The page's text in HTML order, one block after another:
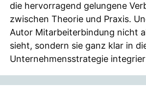
die hervorragend gelungene
zwischen Theorie und Praxis.
Autor Mitarbeiterbindung nicht
sieht, sondern sie ganz klar in
Unternehmensstrategie